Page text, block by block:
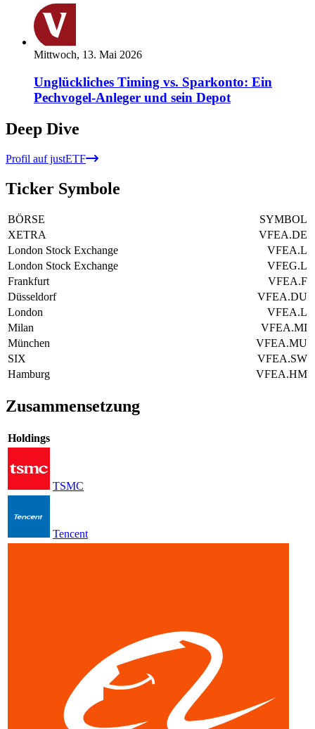
Mittwoch, 13. Mai 2026
Unglückliches Timing vs. Sparkonto: Ein
Pechvogel-Anleger und sein Depot
Deep Dive
Profil auf justETF
Ticker Symbole
BÖRSE
SYMBOL
XETRA
VFEA.DE
London Stock Exchange
VFEA.L
London Stock Exchange
VFEG.L
Frankfurt
VFEA.F
Düsseldorf
VFEA.DU
London
VFEA.L
Milan
VFEA.MI
München
VFEA.MU
SIX
VFEA.SW
Hamburg
VFEA.HM
Zusammensetzung
Holdings
TSMC
Tencent